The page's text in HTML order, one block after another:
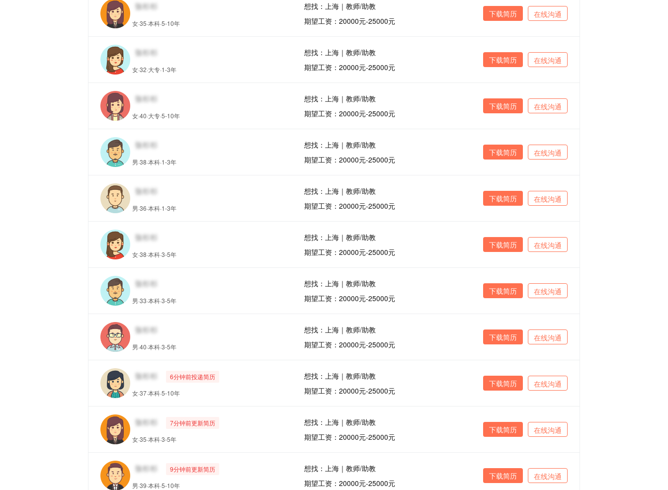
女·35·本科·5-10年
想找：上海｜教师/助教
期望工资：20000元-25000元
在线沟通
下载简历
女·32·大专·1-3年
想找：上海｜教师/助教
期望工资：20000元-25000元
在线沟通
下载简历
女·40·大专·5-10年
想找：上海｜教师/助教
期望工资：20000元-25000元
在线沟通
下载简历
男·38·本科·1-3年
想找：上海｜教师/助教
期望工资：20000元-25000元
在线沟通
下载简历
男·36·本科·1-3年
想找：上海｜教师/助教
期望工资：20000元-25000元
在线沟通
下载简历
女·38·本科·3-5年
想找：上海｜教师/助教
期望工资：20000元-25000元
在线沟通
下载简历
男·33·本科·3-5年
想找：上海｜教师/助教
期望工资：20000元-25000元
在线沟通
下载简历
男·40·本科·3-5年
想找：上海｜教师/助教
期望工资：20000元-25000元
在线沟通
下载简历
6分钟前投递简历
女·37·本科·5-10年
想找：上海｜教师/助教
期望工资：20000元-25000元
在线沟通
下载简历
7分钟前更新简历
女·35·本科·3-5年
想找：上海｜教师/助教
期望工资：20000元-25000元
在线沟通
下载简历
9分钟前更新简历
男·39·本科·5-10年
想找：上海｜教师/助教
期望工资：20000元-25000元
在线沟通
下载简历